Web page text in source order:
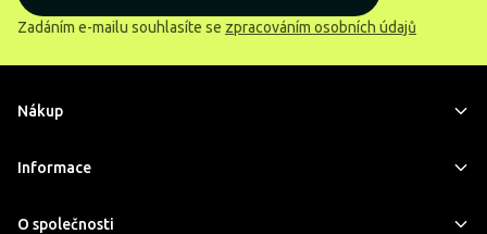
Zadáním e-mailu souhlasíte se zpracováním osobních údajů
Nákup
Informace
O společnosti